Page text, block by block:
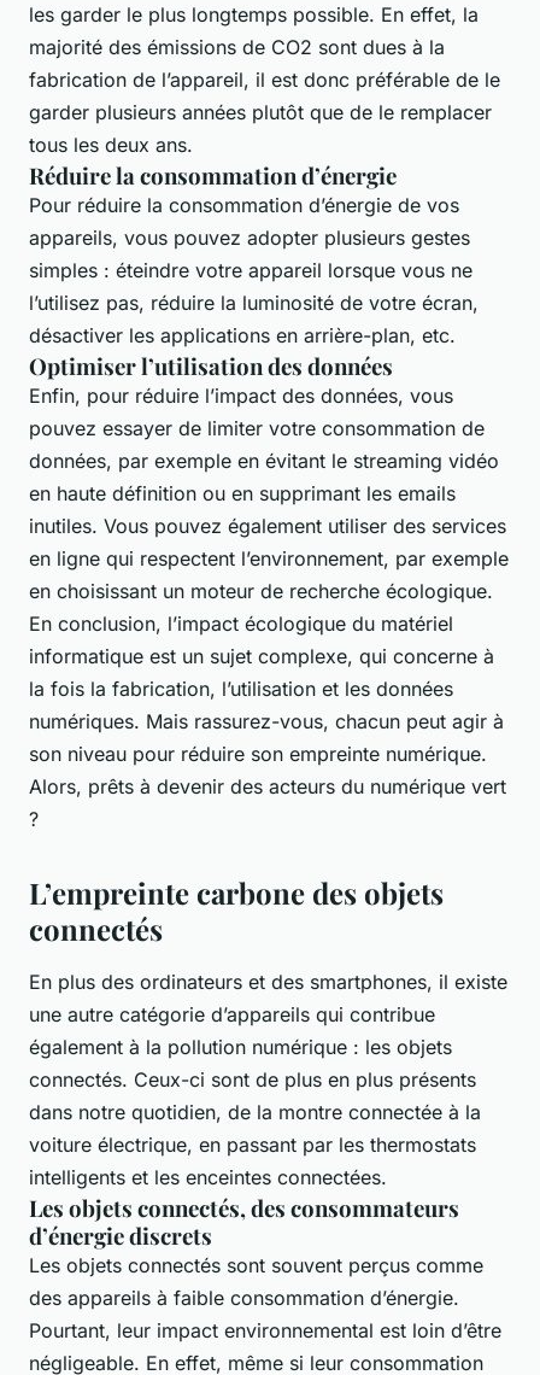
les garder le plus longtemps possible. En effet, la
majorité des émissions de CO2 sont dues à la
fabrication de l’appareil, il est donc préférable de le
garder plusieurs années plutôt que de le remplacer
tous les deux ans.
Réduire la consommation d’énergie
Pour réduire la consommation d’énergie de vos
appareils, vous pouvez adopter plusieurs gestes
simples : éteindre votre appareil lorsque vous ne
l’utilisez pas, réduire la luminosité de votre écran,
désactiver les applications en arrière-plan, etc.
Optimiser l’utilisation des données
Enfin, pour réduire l’impact des données, vous
pouvez essayer de limiter votre consommation de
données, par exemple en évitant le streaming vidéo
en haute définition ou en supprimant les emails
inutiles. Vous pouvez également utiliser des services
en ligne qui respectent l’environnement, par exemple
en choisissant un moteur de recherche écologique.
En conclusion, l’impact écologique du matériel
informatique est un sujet complexe, qui concerne à
la fois la fabrication, l’utilisation et les données
numériques. Mais rassurez-vous, chacun peut agir à
son niveau pour réduire son empreinte numérique.
Alors, prêts à devenir des acteurs du numérique vert
?
L’empreinte carbone des objets
connectés
En plus des ordinateurs et des smartphones, il existe
une autre catégorie d’appareils qui contribue
également à la pollution numérique : les objets
connectés. Ceux-ci sont de plus en plus présents
dans notre quotidien, de la montre connectée à la
voiture électrique, en passant par les thermostats
intelligents et les enceintes connectées.
Les objets connectés, des consommateurs
d’énergie discrets
Les objets connectés sont souvent perçus comme
des appareils à faible consommation d’énergie.
Pourtant, leur impact environnemental est loin d’être
négligeable. En effet, même si leur consommation